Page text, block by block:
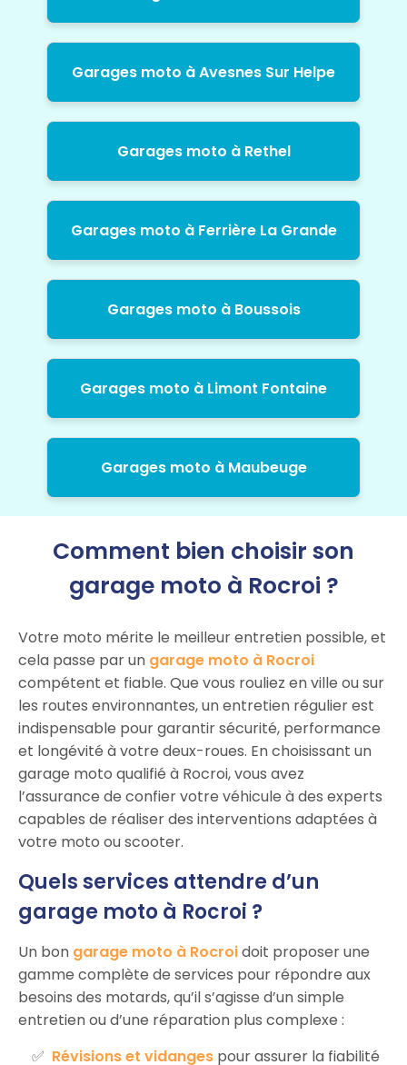
Garages moto à Avesnes Sur Helpe
Garages moto à Rethel
Garages moto à Ferrière La Grande
Garages moto à Boussois
Garages moto à Limont Fontaine
Garages moto à Maubeuge
Comment bien choisir son
garage moto à Rocroi ?
Votre moto mérite le meilleur entretien possible, et
cela passe par un garage moto à Rocroi
compétent et fiable. Que vous rouliez en ville ou sur
les routes environnantes, un entretien régulier est
indispensable pour garantir sécurité, performance
et longévité à votre deux-roues. En choisissant un
garage moto qualifié à Rocroi, vous avez
l’assurance de confier votre véhicule à des experts
capables de réaliser des interventions adaptées à
votre moto ou scooter.
Quels services attendre d’un
garage moto à Rocroi ?
Un bon garage moto à Rocroidoit proposer une
gamme complète de services pour répondre aux
besoins des motards, qu’il s’agisse d’un simple
entretien ou d’une réparation plus complexe :
Révisions et vidanges pour assurer la fiabilité